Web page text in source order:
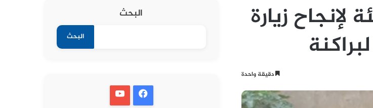
زيارة
دقيقة واحدة
البحث
البحث